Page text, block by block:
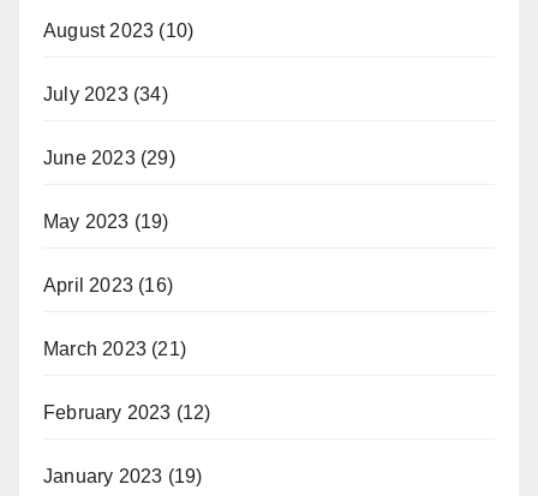
August 2023 (10)
July 2023(34)
June 2023(29)
May 2023 (19)
April 2023 (16)
March 2023 (21)
February 2023 (12)
January 2023 (19)